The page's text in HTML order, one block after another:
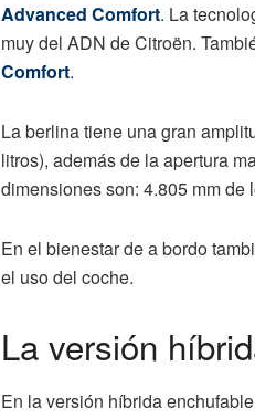
Advanced Comfort. La
muy del ADN de Citroën.
Comfort.
La berlina tiene una gran
litros), además de la apertura
dimensiones son: 4.805 mm de
En el bienestar de a bordo
el uso del coche.
La versión
En la versión híbrida